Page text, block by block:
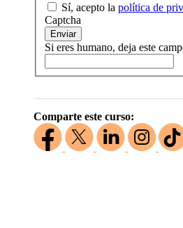
Sí, acepto la política de
Captcha
Enviar
Si eres humano, deja este
Comparte este curso: